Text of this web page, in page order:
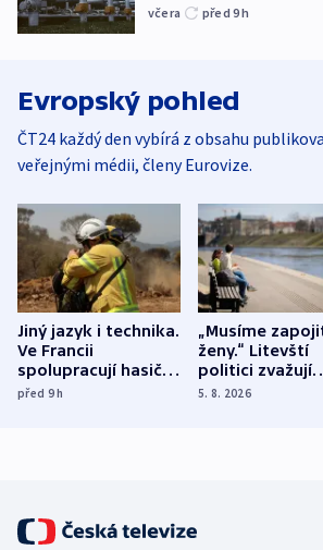
včera před 9h
Evropský pohled
ČT24 každý den vybírá z obsahu
veřejnými médii, členy Eurovize.
Jiný jazyk i technika.
Ve Francii
spolupracují hasiči z
různých zemí
před 9h
„Musíme
ženy.“ Litevští
politici zvažují
dohodu o
5. 8. 2026